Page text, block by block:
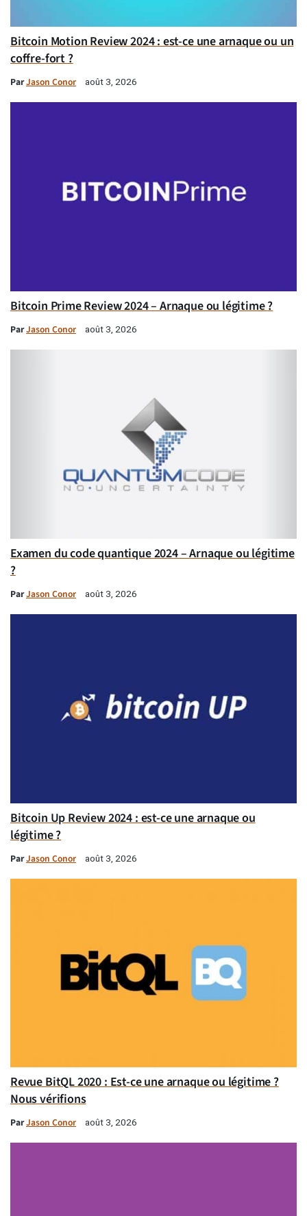
Bitcoin Motion Review 2024 : est-ce une arnaque ou un
coffre-fort ?
ParJason Conor août 3, 2026
Bitcoin Prime Review 2024 – Arnaque ou légitime ?
ParJason Conor août 3, 2026
Examen du code quantique 2024 – Arnaque ou légitime
?
ParJason Conor août 3, 2026
Bitcoin Up Review 2024 : est-ce une arnaque ou
légitime ?
ParJason Conor août 3, 2026
Revue BitQL 2020 : Est-ce une arnaque ou légitime ?
Nous vérifions
ParJason Conor août 3, 2026